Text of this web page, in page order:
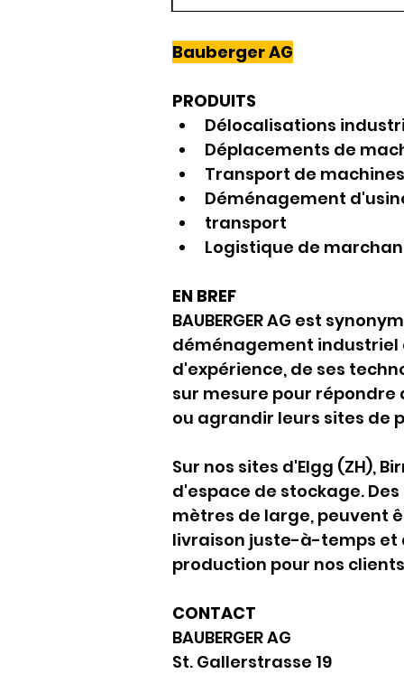
Bauberger AG
PRODUITS
Délocalisations
Déplacements de
Transport de machines
Déménagement
transport
Logistique de
EN BREF
BAUBERGER AG est
déménagement industriel
d'expérience, de ses
sur mesure pour
ou agrandir leurs sites de
Sur nos sites d'Elgg (ZH),
d'espace de stockage.
mètres de large, peuvent
livraison juste-à-temps et
production pour nos
CONTACT
BAUBERGER AG
St. Gallerstrasse 19